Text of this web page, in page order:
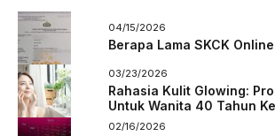
04/15/2026
Berapa Lama SKCK
03/23/2026
Rahasia Kulit Glowing:
Untuk Wanita 40 Tahun
02/16/2026